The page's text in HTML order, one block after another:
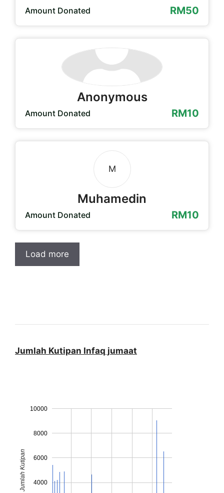
Amount Donated RM50
Anonymous
Amount Donated RM10
M
Muhamedin
Amount Donated RM10
Load more
Jumlah Kutipan Infaq jumaat
4000
6000
8000
10000
Jumlah Kutipan